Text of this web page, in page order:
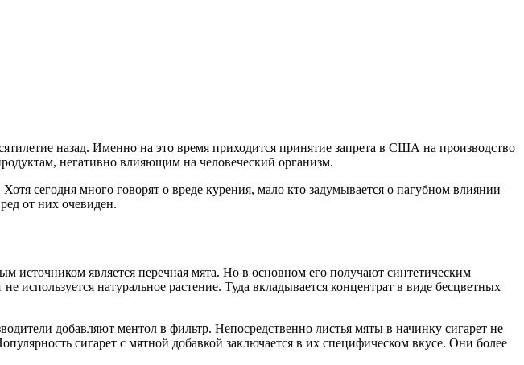
назад. Именно на это время приходится принятие запрета в США на производство
негативно влияющим на человеческий организм.
сегодня много говорят о вреде курения, мало кто задумывается о пагубном влиянии
от них очевиден.
источником является перечная мята. Но в основном его получают синтетическим
используется натуральное растение. Туда вкладывается концентрат в виде бесцветных
добавляют ментол в фильтр. Непосредственно листья мяты в начинку сигарет не
сигарет с мятной добавкой заключается в их специфическом вкусе. Они более